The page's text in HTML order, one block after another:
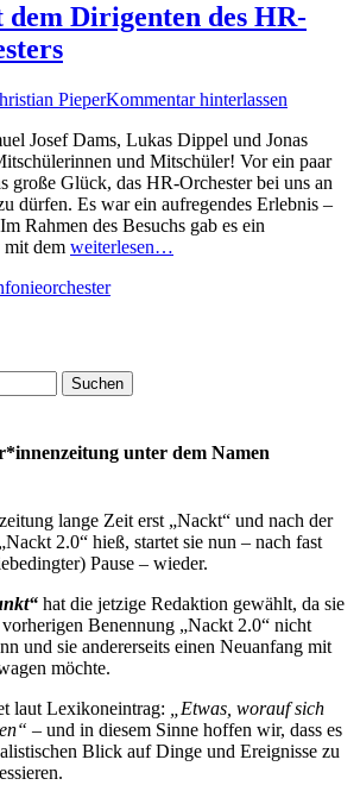
Dirigenten des HR-
PieperKommentar hinterlassen
Josef Dams, Lukas Dippel und Jonas
und Mitschüler! Vor ein paar
große Glück, das HR-Orchester bei uns an
dürfen. Es war ein aufregendes Erlebnis –
Rahmen des Besuchs gab es ein
mit dem weiterlesen…
unter dem Namen
lange Zeit erst „Nackt“ und nach der
2.0“ hieß, startet sie nun – nach fast
Pause – wieder.
hat die jetzige Redaktion gewählt, da sie
Benennung „Nackt 2.0“ nicht
und sie andererseits einen Neuanfang mit
möchte.
laut Lexikoneintrag:
„Etwas, worauf sich
– und in diesem Sinne hoffen wir, dass es
Blick auf Dinge und Ereignisse zu